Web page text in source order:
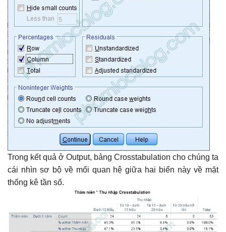
Trong kết quả ở Output, bảng Crosstabulation cho chúng ta
cái nhìn sơ bộ về mối quan hệ giữa hai biến này về mặt
thống kê tần số.